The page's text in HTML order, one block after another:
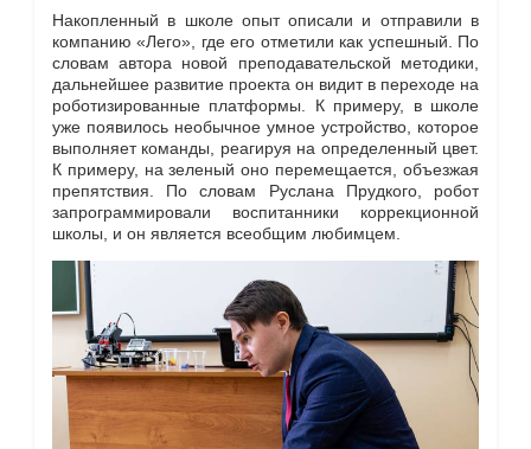
Накопленный в школе опыт описали и отправили в
компанию «Лего», где его отметили как успешный. По
словам автора новой преподавательской методики,
дальнейшее развитие проекта он видит в переходе на
роботизированные платформы. К примеру, в школе
уже появилось необычное умное устройство, которое
выполняет команды, реагируя на определенный цвет.
К примеру, на зеленый оно перемещается, объезжая
препятствия. По словам Руслана Прудкого, робот
запрограммировали воспитанники коррекционной
школы, и он является всеобщим любимцем.